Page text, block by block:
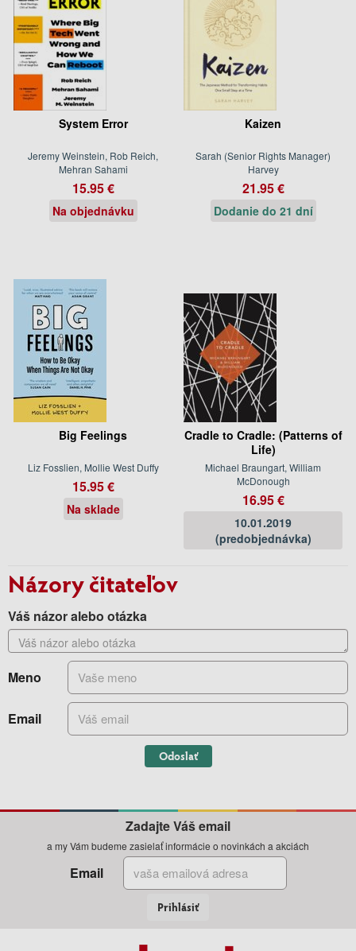
System Error
Jeremy Weinstein, Rob Reich,
Mehran Sahami
15.95 €
Na objednávku
Kaizen
Sarah (Senior Rights Manager)
Harvey
21.95 €
Dodanie do 21 dní
Big Feelings
Liz Fosslien, Mollie West Duffy
15.95 €
Na sklade
Cradle to Cradle: (Patterns of
Life)
Michael Braungart, William
McDonough
16.95 €
10.01.2019
(predobjednávka)
Názory čitateľov
Váš názor alebo otázka
Meno
Email
Odoslať
Zadajte Váš email
a my Vám budeme zasielať informácie o novinkách a akciách
Email
Prihlásiť